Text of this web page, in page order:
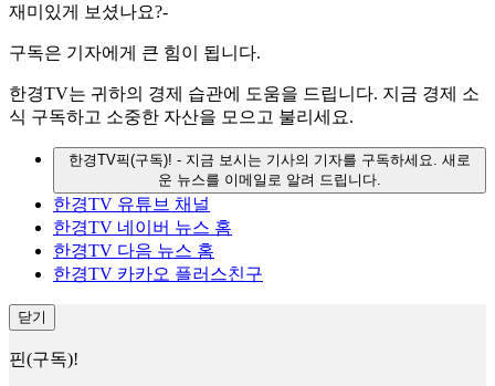
재미있게 보셨나요?-
구독은 기자에게 큰 힘이 됩니다.
한경TV는 귀하의 경제 습관에 도움을 드립니다. 지금 경제 소
식 구독하고 소중한 자산을 모으고 불리세요.
한경TV픽(구독)! - 지금 보시는 기사의 기자를 구독하세요. 새로
운 뉴스를 이메일로 알려 드립니다.
한경TV 유튜브 채널
한경TV 네이버 뉴스 홈
한경TV 다음 뉴스 홈
한경TV 카카오 플러스친구
닫기
핀(구독)!